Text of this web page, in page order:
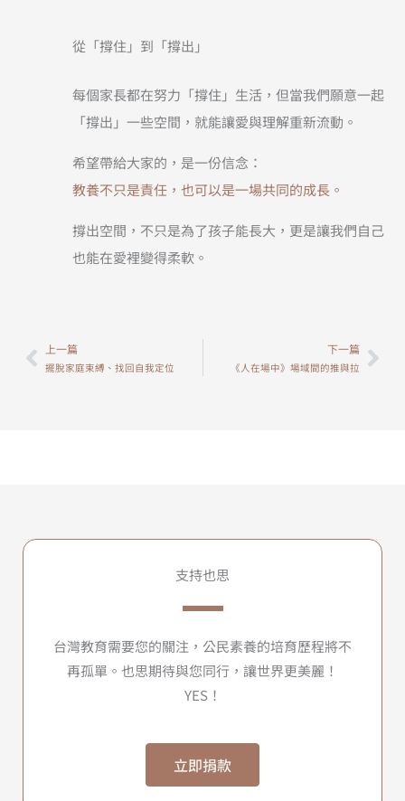
從「撐住」到「撐出」
每個家長都在努力「撐住」生活，但當我們願意一起
「撐出」一些空間，就能讓愛與理解重新流動。
希望帶給大家的，是一份信念：
教養不只是責任，也可以是一場共同的成長。
撐出空間，不只是為了孩子能長大，更是讓我們自己
也能在愛裡變得柔軟。
上一頁
上一篇
擺脫家庭束縛、找回自我定位
下一篇
《人在場中》場域間的推與拉 下
支持也思
台灣教育需要您的關注，公民素養的培育歷程將不
再孤單。也思期待與您同行，讓世界更美麗！
YES！
立即捐款